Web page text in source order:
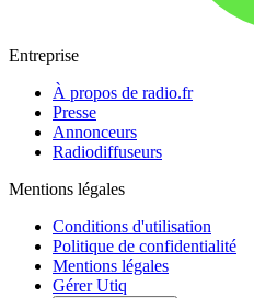
Entreprise
À propos de radio.fr
Presse
Annonceurs
Radiodiffuseurs
Mentions légales
Conditions d'utilisation
Politique de confidentialité
Mentions légales
Gérer Utiq